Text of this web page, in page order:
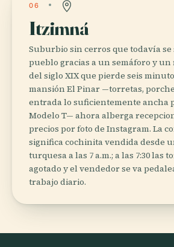
06
Itzimná
Suburbio sin cerros que todavía se
pueblo gracias a un semáforo y
del siglo XIX que pierde seis
mansión El Pinar —torretas,
entrada lo suficientemente ancha
Modelo T— ahora alberga
precios por foto de Instagram. La
significa cochinita vendida desde
turquesa a las 7 a.m.; a las 7:30 las
agotado y el vendedor se va
trabajo diario.